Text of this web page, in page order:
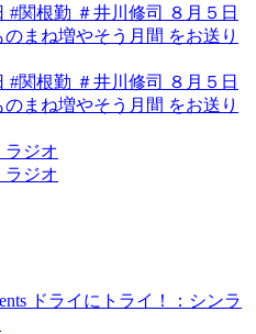
#関根勤 ＃井川修司 ８月５日
まね増やそう月間 をお送り
#関根勤 ＃井川修司 ８月５日
まね増やそう月間 をお送り
ラジオ
ラジオ
ドライにトライ！：シンラ